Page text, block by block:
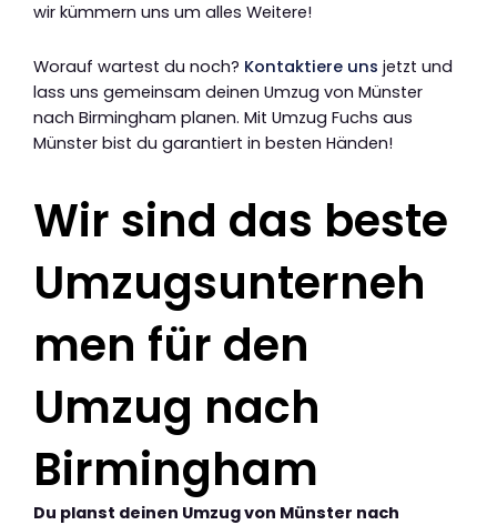
wir kümmern uns um alles Weitere!
Worauf wartest du noch? Kontaktiere uns jetzt und
lass uns gemeinsam deinen Umzug von Münster
nach Birmingham planen. Mit Umzug Fuchs aus
Münster bist du garantiert in besten Händen!
Wir sind das beste
Umzugsunterneh
men für den
Umzug nach
Birmingham
Du planst deinen Umzug von Münster nach